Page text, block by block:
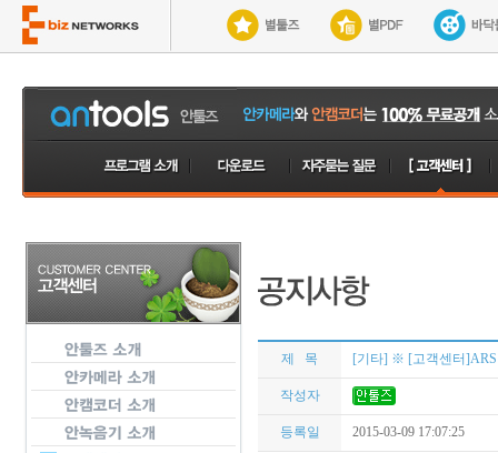
제 목 [기타] ※ [고객센터]ARS
작성자
등록일 2015-03-09 17:07:25